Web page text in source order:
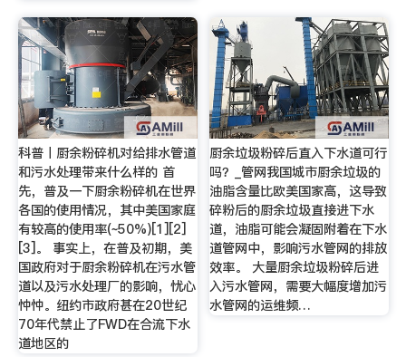
科普丨厨余粉碎机对给排水管道
和污水处理带来什么样的 首
先，普及一下厨余粉碎机在世界
各国的使用情况，其中美国家庭
有较高的使用率(~50%)[1][2]
[3]。 事实上，在普及初期，美
国政府对于厨余粉碎机在污水管
道以及污水处理厂的影响，忧心
忡忡。纽约市政府甚在20世纪
70年代禁止了FWD在合流下水
道地区的
厨余垃圾粉碎后直入下水道可行
吗？_管网我国城市厨余垃圾的
油脂含量比欧美国家高，这导致
碎粉后的厨余垃圾直接进下水
道，油脂可能会凝固附着在下水
道管网中，影响污水管网的排放
效率。 大量厨余垃圾粉碎后进
入污水管网，需要大幅度增加污
水管网的运维频…